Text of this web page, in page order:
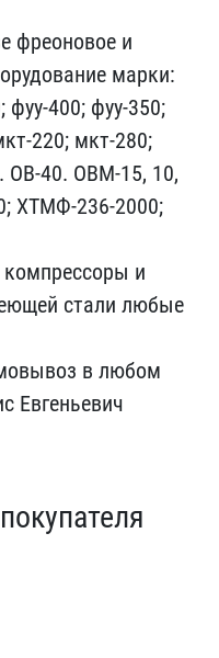
фреоновое и
марки:
фуу-400; ​фуу-350;
220; мкт​-280;
ОВ-40. ОВМ-15,​ 10,
ХТМФ-236-2000​;
и
стали люб​ые
в любом
Е​вгеньевич